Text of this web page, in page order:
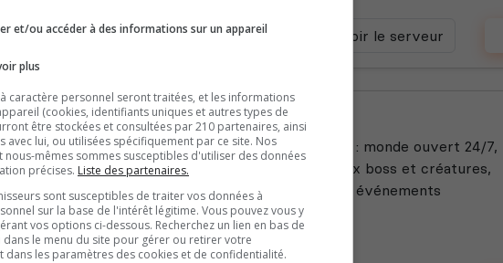
Voir le serveur
Vallrokkr
VALLROKKR est un serveur Valheim unique : monde ouvert 24/7,
jusqu’à 64 joueurs, biomes enrichis, nouveaux boss et créatures,
quêtes scénarisées, MMORPG, royaumes et événements
réguliers.
et/ou accéder à des informations sur un appareil
plus
caractère personnel seront traitées, et les informations
(cookies, identifiants uniques et autres types de
être stockées et consultées par 210 partenaires, ainsi
avec lui, ou utilisées spécifiquement par ce site. Nos
nous-mêmes sommes susceptibles d'utiliser des données
précises. Liste des partenaires.
sont susceptibles de traiter vos données à
sur la base de l'intérêt légitime. Vous pouvez vous y
vos options ci-dessous. Recherchez un lien en bas de
dans le menu du site pour gérer ou retirer votre
dans les paramètres des cookies et de confidentialité.